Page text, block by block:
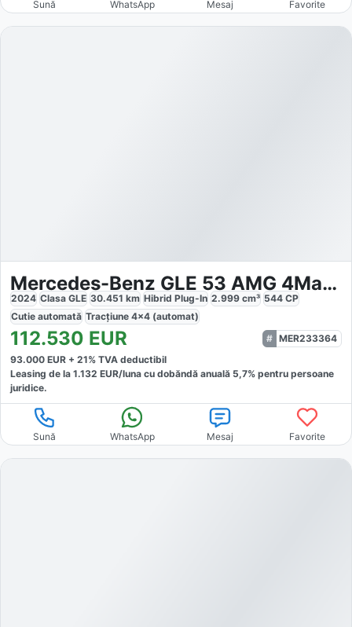
Sună WhatsApp Mesaj Favorite
Mercedes-Benz GLE 53 AMG 4Matic PHEV
2024 Clasa GLE 30.451 km Hibrid Plug-In 2.999 cm³ 544 CP
Cutie automată Tracțiune 4x4 (automat)
112.530 EUR
MER233364
93.000 EUR + 21% TVA deductibil
Leasing de la 1.132 EUR/luna cu dobăndă anuală 5,7% pentru persoane
juridice.
Sună WhatsApp Mesaj Favorite